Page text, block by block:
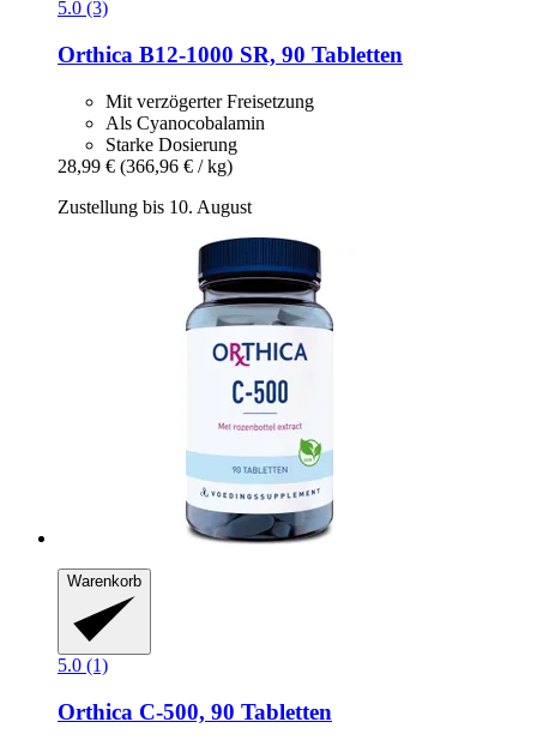
5.0 (3)
Orthica B12-​1000 SR, 90 Tabletten
Mit verzögerter Freisetzung
Als Cyanocobalamin
Starke Dosierung
28,99 € (366,96 € / kg)
Zustellung bis 10. August
Warenkorb
5.0 (1)
Orthica C-​500, 90 Tabletten